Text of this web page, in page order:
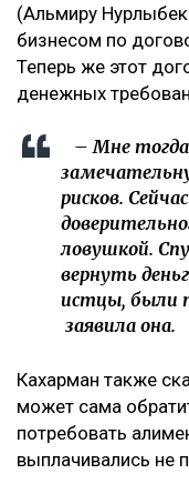
(Альмиру
бизнесом по
Теперь же этот
денежных
– Мне тогда
рисков.
ловушкой.
вернуть
истцы, были
заявила она.
Кахарман также
может сама
потребовать
выплачивались не